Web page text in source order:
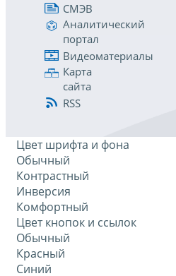
СМЭВ
Аналитический
портал
Видеоматериалы
Карта
сайта
RSS
Цвет шрифта и фона
Обычный
Контрастный
Инверсия
Комфортный
Цвет кнопок и ссылок
Обычный
Красный
Синий